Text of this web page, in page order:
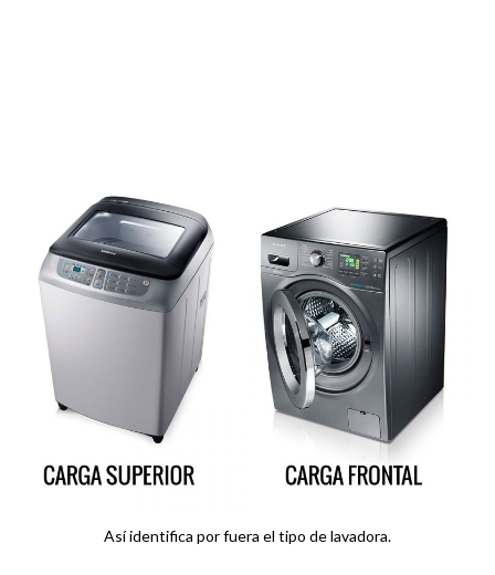
Así identifica por fuera el tipo de lavadora.